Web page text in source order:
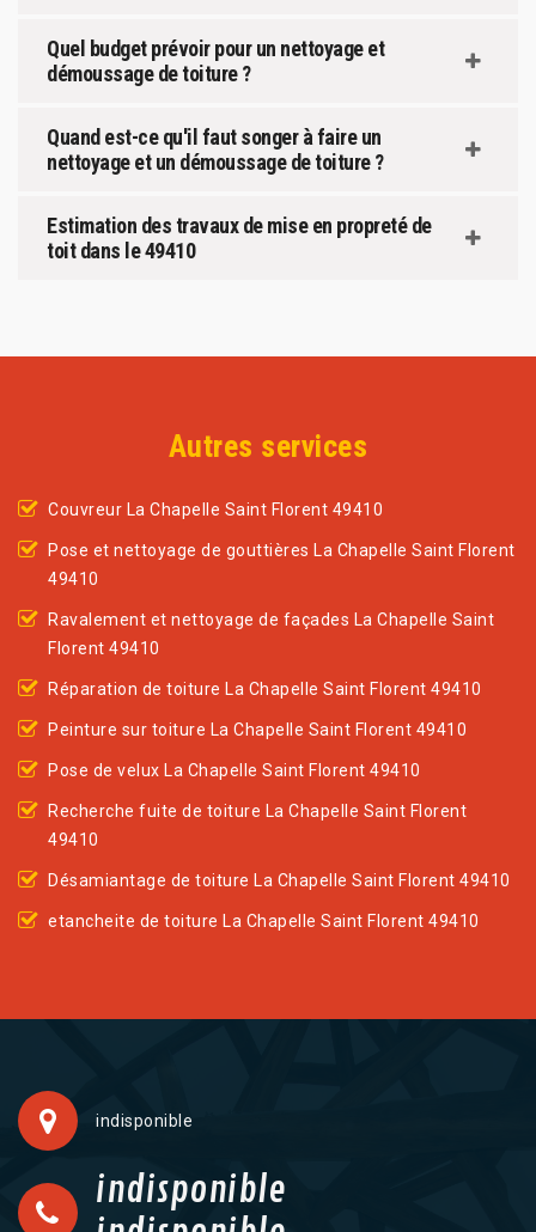
Quel budget prévoir pour un nettoyage et
démoussage de toiture ?
Quand est-ce qu'il faut songer à faire un
nettoyage et un démoussage de toiture ?
Estimation des travaux de mise en propreté de
toit dans le 49410
Autres services
Couvreur La Chapelle Saint Florent 49410
Pose et nettoyage de gouttières La Chapelle Saint Florent
49410
Ravalement et nettoyage de façades La Chapelle Saint
Florent 49410
Réparation de toiture La Chapelle Saint Florent 49410
Peinture sur toiture La Chapelle Saint Florent 49410
Pose de velux La Chapelle Saint Florent 49410
Recherche fuite de toiture La Chapelle Saint Florent
49410
Désamiantage de toiture La Chapelle Saint Florent 49410
etancheite de toiture La Chapelle Saint Florent 49410
indisponible
indisponible